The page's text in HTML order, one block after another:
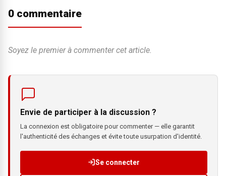
0 commentaire
Soyez le premier à commenter cet article.
Envie de participer à la discussion ?
La connexion est obligatoire pour commenter — elle garantit
l'authenticité des échanges et évite toute usurpation d'identité.
Se connecter